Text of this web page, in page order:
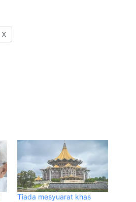
X
Tiada mesyuarat khas